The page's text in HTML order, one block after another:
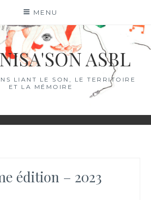
MENU
ASBL
LIANT LE SON, LE TERRITOIRE
ET LA MÉMOIRE
édition – 2023